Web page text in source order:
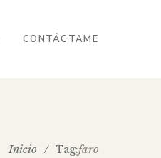
CONTÁCTAME
Inicio / Tag:faro